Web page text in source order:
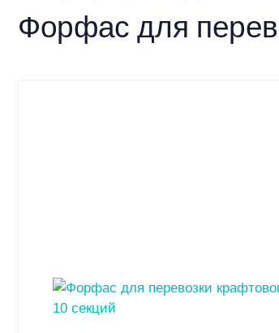
Форфас для